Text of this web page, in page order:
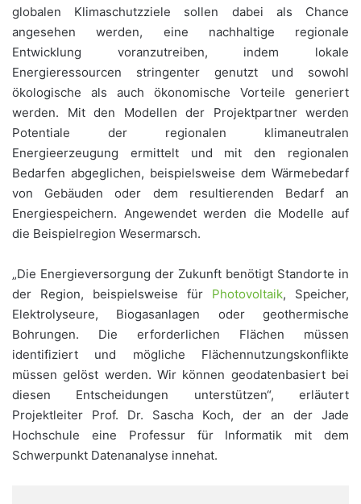
globalen Klimaschutzziele sollen dabei als Chance
angesehen werden, eine nachhaltige regionale
Entwicklung voranzutreiben, indem lokale
Energieressourcen stringenter genutzt und sowohl
ökologische als auch ökonomische Vorteile generiert
werden. Mit den Modellen der Projektpartner werden
Potentiale der regionalen klimaneutralen
Energieerzeugung ermittelt und mit den regionalen
Bedarfen abgeglichen, beispielsweise dem Wärmebedarf
von Gebäuden oder dem resultierenden Bedarf an
Energiespeichern. Angewendet werden die Modelle auf
die Beispielregion Wesermarsch.
„Die Energieversorgung der Zukunft benötigt Standorte in
der Region, beispielsweise für Photovoltaik, Speicher,
Elektrolyseure, Biogasanlagen oder geothermische
Bohrungen. Die erforderlichen Flächen müssen
identifiziert und mögliche Flächennutzungskonflikte
müssen gelöst werden. Wir können geodatenbasiert bei
diesen Entscheidungen unterstützen“, erläutert
Projektleiter Prof. Dr. Sascha Koch, der an der Jade
Hochschule eine Professur für Informatik mit dem
Schwerpunkt Datenanalyse innehat.